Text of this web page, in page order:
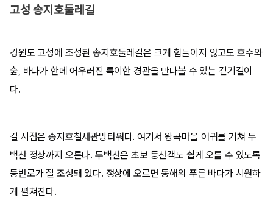
고성 송지호둘레길
강원도 고성에 조성된 송지호둘레길은 크게 힘들이지 않고도 호수와
숲, 바다가 한데 어우러진 특이한 경관을 만나볼 수 있는 걷기길이
다.
길 시점은 송지호철새관망타워다. 여기서 왕곡마을 어귀를 거쳐 두
백산 정상까지 오른다. 두백산은 초보 등산객도 쉽게 오를 수 있도록
등반로가 잘 조성돼 있다. 정상에 오르면 동해의 푸른 바다가 시원하
게 펼쳐진다.